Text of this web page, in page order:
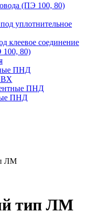
(ПЭ 100, 80)
уплотнительное
клеевое соединение
100, 80)
ПНД
ПНД
ПНД
ЛМ
тип ЛМ